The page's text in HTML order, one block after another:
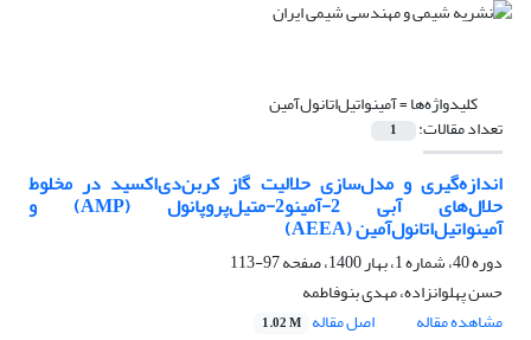
کلیدواژه‌ها =آمینواتیل‌اتانول‌آمین
تعداد مقالات: 1
اندازه‌گیری و مدل‌سازی حلالیت گاز کربن‌دی‌اکسید در مخلوط
حلال‌های آبی 2-آمینو2-متیل‌پروپانول (AMP) و
آمینواتیل‌اتانول‌آمین (AEEA)
دوره 40، شماره 1، بهار 1400، صفحه
97-113
حسن پهلوانزاده، مهدی بنوفاطمه
مشاهده مقاله
اصل مقاله 1.02 M